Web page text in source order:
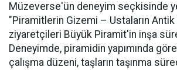
Müzeverse'ün deneyim seçkisinde
"Piramitlerin Gizemi – Ustaların Antik
ziyaretçileri Büyük Piramit'in inşa
Deneyimde, piramidin yapımında
çalışma düzeni, taşların taşınma